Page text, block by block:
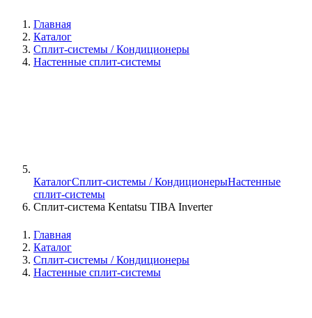
Главная
Каталог
Сплит-системы / Кондиционеры
Настенные сплит-системы
КаталогСплит-системы / КондиционерыНастенные
сплит-системы
Сплит-система Kentatsu TIBA Inverter
Главная
Каталог
Сплит-системы / Кондиционеры
Настенные сплит-системы